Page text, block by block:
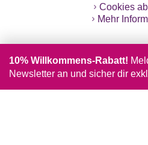
Cookies
Mehr
10% Willkommens-Rabatt!
Newsletter an und sicher dir